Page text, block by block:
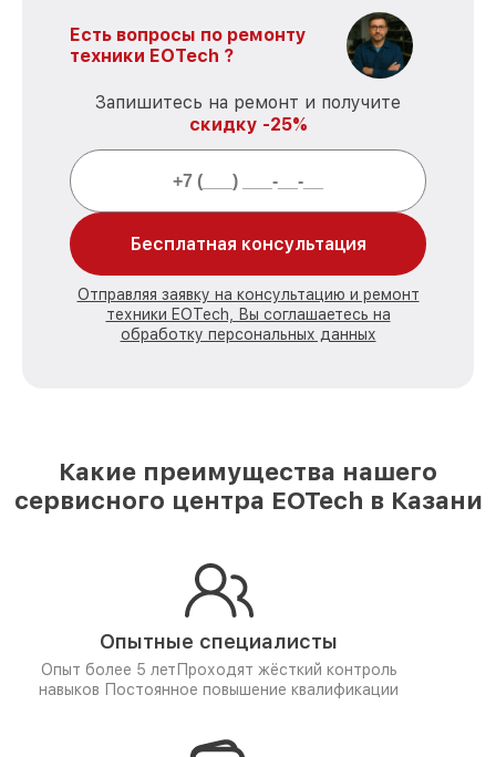
Есть вопросы по ремонту
техники EOTech ?
Запишитесь на ремонт и получите
скидку -25%
Бесплатная консультация
Отправляя заявку на консультацию и ремонт
техники EOTech, Вы соглашаетесь на
обработку персональных данных
Какие преимущества нашего
сервисного центра EOTech в Казани
Опытные специалисты
Опыт более 5 лет Проходят жёсткий контроль
навыков Постоянное повышение квалификации